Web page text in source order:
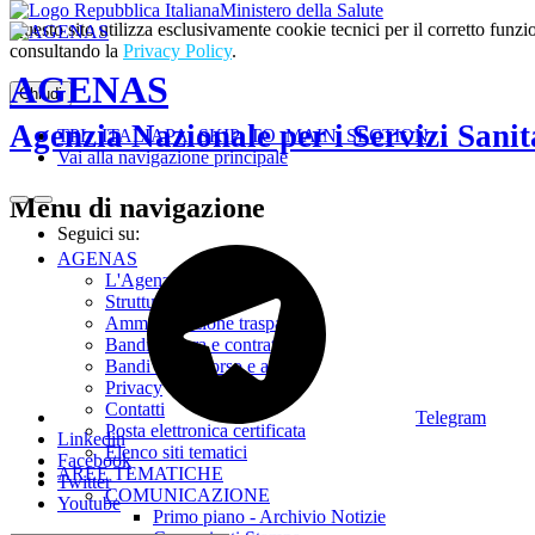
Questo sito utilizza esclusivamente cookie tecnici per il corretto
consultando la Privacy Policy.
Chiudi
TPL_ITALIAPA_SKIP_TO_MAIN_SECTION
Vai alla navigazione principale
Ministero della Salute
AGENAS
Agenzia Nazionale per i Servizi
Seguici su:
Telegram
Linkedin
Facebook
Twitter
Youtube
Menu di navigazione
AGENAS
L'Agenzia
Struttura
Amministrazione trasparente
Bandi di gara e contratti
Bandi di concorso e avvisi
Privacy
Contatti
Posta elettronica certificata
Elenco siti tematici
AREE TEMATICHE
COMUNICAZIONE
Primo piano - Archivio Notizie